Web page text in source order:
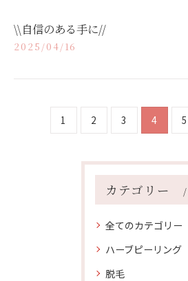
\\自信のある手に//
2025/04/16
1 2 3 4 5
カテゴリー
全てのカテゴリー
ハーブピーリング
脱毛